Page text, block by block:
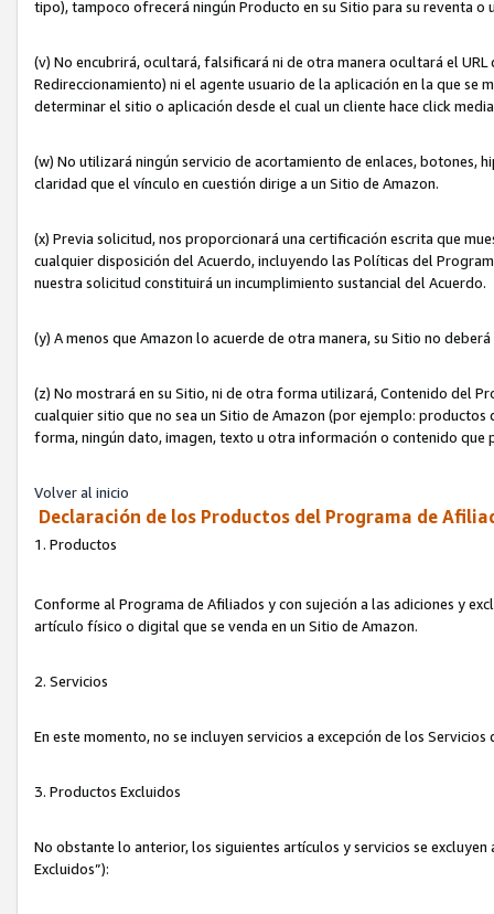
tipo), tampoco ofrecerá ningún Producto en su Sitio para su reventa o
(v) No encubrirá, ocultará, falsificará ni de otra manera ocultará el
Redireccionamiento) ni el agente usuario de la aplicación en la que
determinar el sitio o aplicación desde el cual un cliente hace click
(w) No utilizará ningún servicio de acortamiento de enlaces, botones,
claridad que el vínculo en cuestión dirige a un Sitio de Amazon.
(x) Previa solicitud, nos proporcionará una certificación escrita que
cualquier disposición del Acuerdo, incluyendo las Políticas del
nuestra solicitud constituirá un incumplimiento sustancial del Acuerdo.
(y) A menos que Amazon lo acuerde de otra manera, su Sitio no
(z) No mostrará en su Sitio, ni de otra forma utilizará, Contenido del
cualquier sitio que no sea un Sitio de Amazon (por ejemplo:
forma, ningún dato, imagen, texto u otra información o contenido
Volver al inicio
Declaración de los Productos del Programa de
1. Productos
Conforme al Programa de Afiliados y con sujeción a las adiciones y
artículo físico o digital que se venda en un Sitio de Amazon.
2. Servicios
En este momento, no se incluyen servicios a excepción de los
3. Productos Excluidos
No obstante lo anterior, los siguientes artículos y servicios se
Excluidos”):